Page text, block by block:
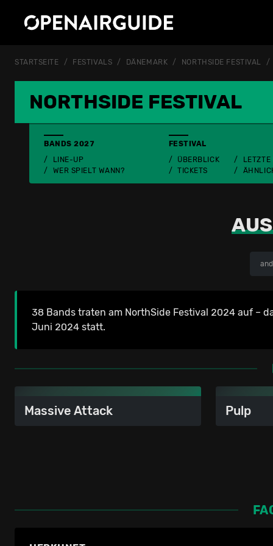
STARTSEITE FESTIVALS DÄNEMARK NORTHSIDE FESTIVAL
NORTHSIDE FESTIVAL
BANDS 2027
LINE-UP
WER SPIELT WANN?
FESTIVAL
ÜBERBLICK
TICKETS
LETZTE
38 Bands traten am NorthSide Festival 2024 auf –
Juni 2024 statt.
Massive Attack Pulp